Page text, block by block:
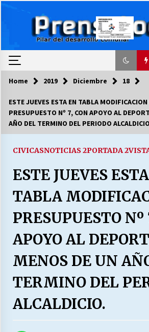
COLUMNISTA
Ya se ordenaron las
cuándo van a bajar?
HISTORIA
“ORGULLOSOS DE SER
CUMPLEAÑOS 69
MUNICIPALIDAD,
LABORAL:
13/07/2026
Escuela hospitalaria El
Home 2019 Diciembre 18
ESTE JUEVES ESTA EN TABLA MODIFICACION
PRESUPUESTO Nº 7, CON APOYO AL
AÑO DEL TERMINO DEL PERIODO
CIVICASNOTICIAS 2PORTADA 2
ESTE JUEVES
TABLA
PRESUPUESTO Nº
APOYO AL
MENOS DE UN
TERMINO DEL
ALCALDICIO.